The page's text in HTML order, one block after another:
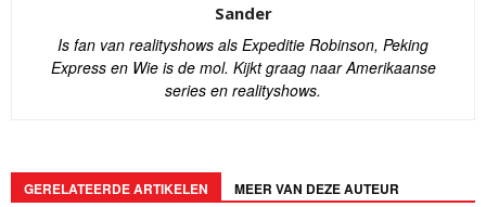
Sander
Is fan van realityshows als Expeditie Robinson, Peking
Express en Wie is de mol. Kijkt graag naar Amerikaanse
series en realityshows.
GERELATEERDE ARTIKELEN MEER VAN DEZE AUTEUR